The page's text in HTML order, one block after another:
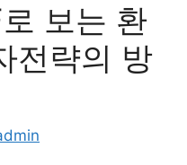
보는 환
전략의 방